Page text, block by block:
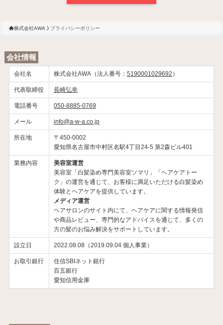
株式会社AWA プライバシーポリシー
会社情報
会社名 株式会社AWA（法人番号： 5190001029692 ）
代表取締役 長崎弘幸
電話番号 050-8885-0769
メール info@a-w-a.co.jp
所在地
〒450-0002
愛知県名古屋市中村区名駅4丁目24-5 第2森ビル401
業務内容
美容室運営
美容室「白髪染め専門美容室ソマリ」「ヘアケアトー
ク」の運営を通じて、お客様に満足いただける白髪染め
体験とヘアケアを提供しています。
メディア運営
ヘアサロンのサイト内にて、ヘアケアに関する情報発信
や商品レビュー、専門的なアドバイスを通じて、多くの
方の髪のお悩み解決をサポートしています。
設立日 2022.08.08（2019.09.04 個人事業）
お取引銀行
住信SBIネット銀行
百五銀行
愛知信用金庫